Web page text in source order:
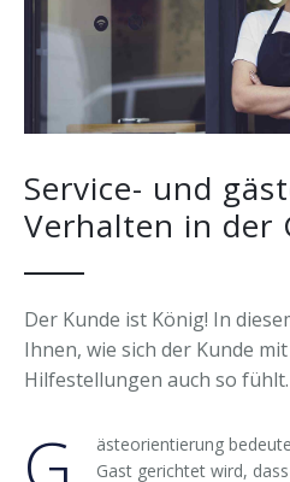
Forschung & Lehre
Change Leader
Ihr Nutzen
Auszeichnungen
Veröffentlichungen
Merchandise
Downloads
Service- und
Verhalten in der
Der Kunde ist König! In
Ihnen, wie sich der Kunde
Hilfestellungen auch so fühlt.
ästeorientierung
Gast gerichtet wird,